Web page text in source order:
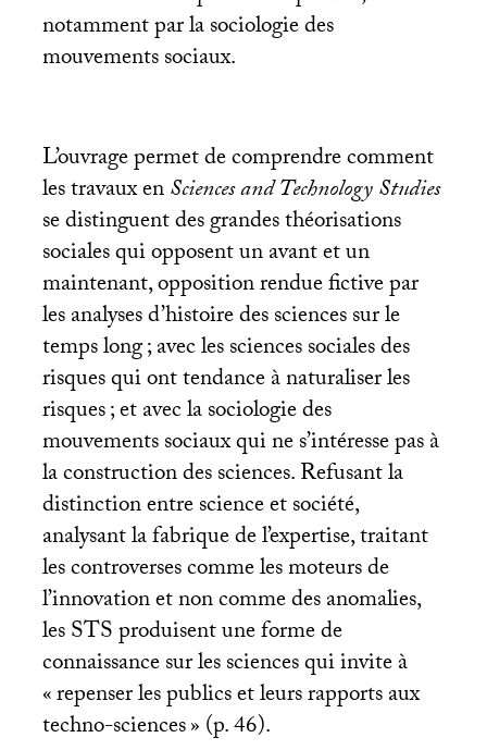
notamment par la sociologie des
mouvements sociaux.
L’ouvrage permet de comprendre comment
les travaux enSciences and Technology Studies
se distinguent des grandes théorisations
sociales qui opposent un avant et un
maintenant, opposition rendue fictive par
les analyses d’histoire des sciences sur le
temps long; avec les sciences sociales des
risques qui ont tendance à naturaliser les
risques; et avec la sociologie des
mouvements sociaux qui ne s’intéresse pas à
la construction des sciences. Refusant la
distinction entre science et société,
analysant la fabrique de l’expertise, traitant
les controverses comme les moteurs de
l’innovation et non comme des anomalies,
lesSTSproduisent une forme de
connaissance sur les sciences qui invite à
«repenser les publics et leurs rapports aux
techno-sciences» (p. 46).